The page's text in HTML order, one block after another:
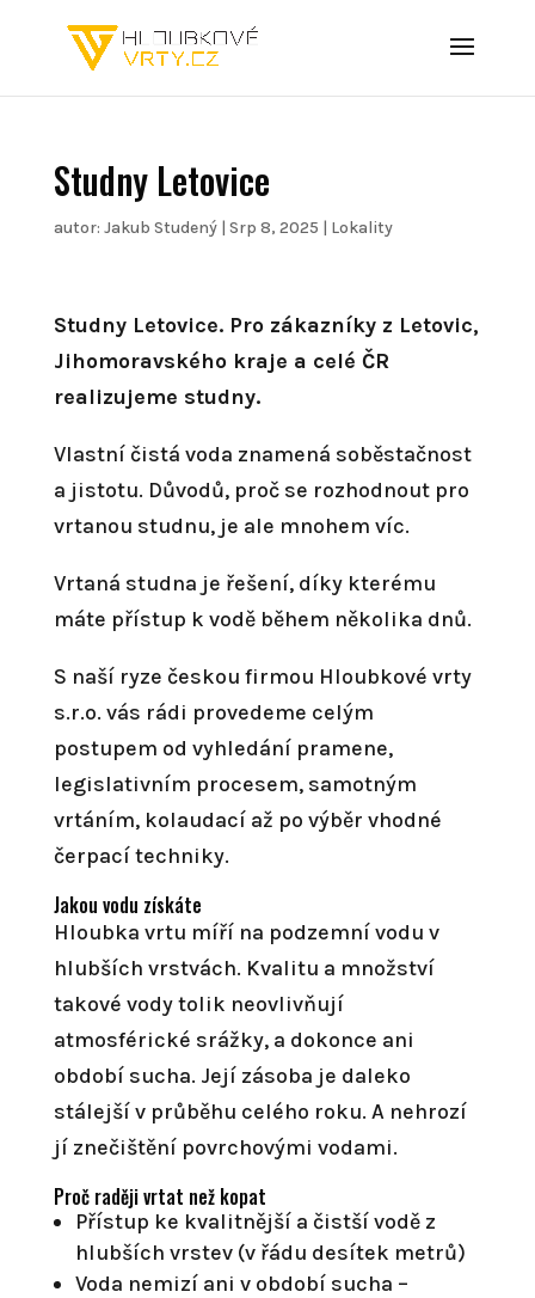
Studny Letovice
autor: Jakub Studený| Srp 8, 2025 | Lokality
Studny Letovice. Pro zákazníky z Letovic,
Jihomoravského kraje a celé ČR
realizujeme studny.
Vlastní čistá voda znamená soběstačnost
a jistotu. Důvodů, proč se rozhodnout pro
vrtanou studnu, je ale mnohem víc.
Vrtaná studna je řešení, díky kterému
máte přístup k vodě během několika dnů.
S naší ryze českou firmou Hloubkové vrty
s.r.o. vás rádi provedeme celým
postupem od vyhledání pramene,
legislativním procesem, samotným
vrtáním, kolaudací až po výběr vhodné
čerpací techniky.
Jakou vodu získáte
Hloubka vrtu míří na podzemní vodu v
hlubších vrstvách. Kvalitu a množství
takové vody tolik neovlivňují
atmosférické srážky, a dokonce ani
období sucha. Její zásoba je daleko
stálejší v průběhu celého roku. A nehrozí
jí znečištění povrchovými vodami.
Proč raději vrtat než kopat
Přístup ke kvalitnější a čistší vodě z
hlubších vrstev (v řádu desítek metrů)
Voda nemizí ani v období sucha –